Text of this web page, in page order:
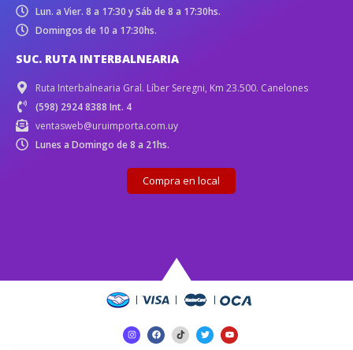
Lun. a Vier. 8 a 17:30 y Sáb de 8 a 17:30hs.
Domingos de 10 a 17:30hs.
SUC. RUTA INTERBALNEARIA
Ruta Interbalnearia Gral. Líber Seregni, Km 23.500. Canelones
(598) 2924 8388 Int. 4
ventasweb@uruimporta.com.uy
Lunes a Domingo de 8 a 21hs.
Compra en local